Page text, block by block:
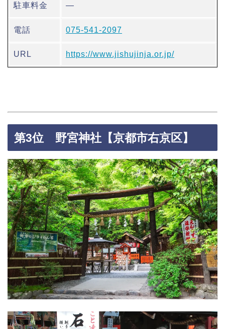
駐車料金 ―
電話 075-541-2097
URL https://www.jishujinja.or.jp/
第3位 野宮神社【京都市右京区】